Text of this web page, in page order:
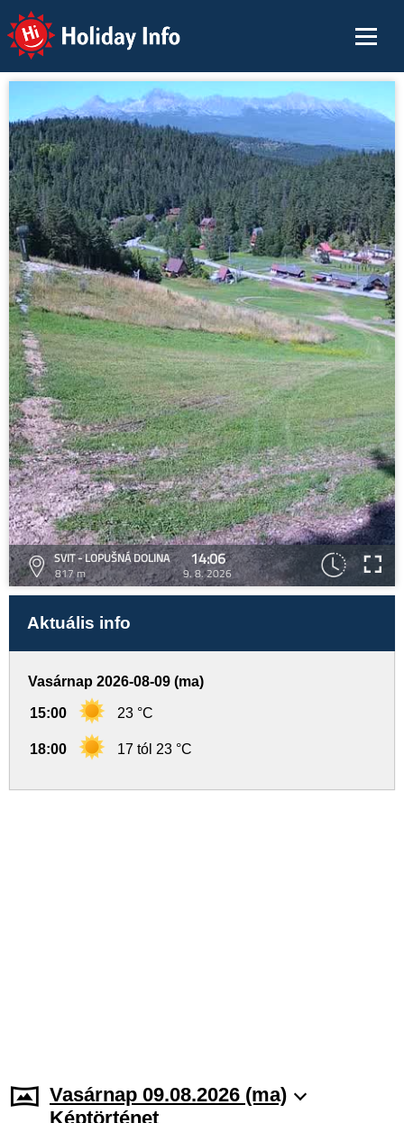
Holiday Info
SVIT - LOPUŠNÁ DOLINA
817 m
14:06
9. 8. 2026
Aktuális info
Vasárnap 2026-08-09 (ma)
15:00 23 °C
18:00 17 tól 23 °C
Vasárnap 09.08.2026 (ma)
Képtörténet